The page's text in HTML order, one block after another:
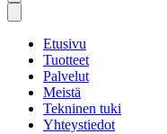
Etusivu
Tuotteet
Palvelut
Meistä
Tekninen tuki
Yhteystiedot